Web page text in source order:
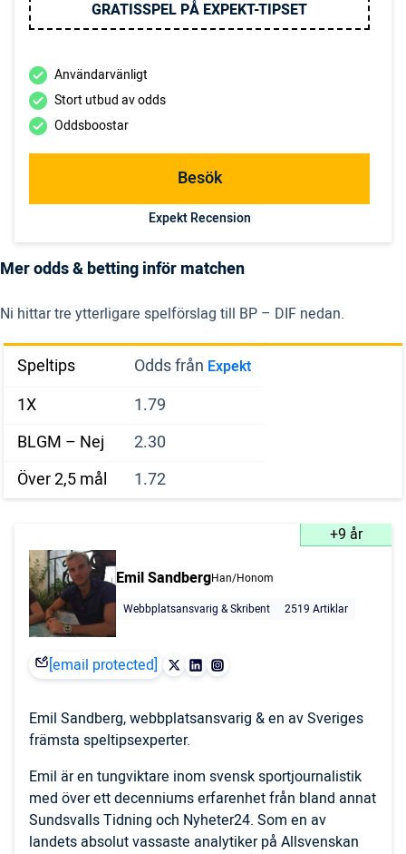
GRATISSPEL PÅ EXPEKT-TIPSET
Användarvänligt
Stort utbud av odds
Oddsboostar
Besök
Expekt Recension
Mer odds & betting inför matchen
Ni hittar tre ytterligare spelförslag till BP – DIF nedan.
Speltips Odds från Expekt
1X
1.79
BLGM – Nej
2.30
Över 2,5 mål
1.72
+9 år
Emil SandbergHan/Honom
Webbplatsansvarig & Skribent
2519 Artiklar
[email protected]
Emil Sandberg, webbplatsansvarig & en av Sveriges
främsta speltipsexperter.
Emil är en tungviktare inom svensk sportjournalistik
med över ett decenniums erfarenhet från bland annat
Sundsvalls Tidning och Nyheter24. Som en av
landets absolut vassaste analytiker på Allsvenskan